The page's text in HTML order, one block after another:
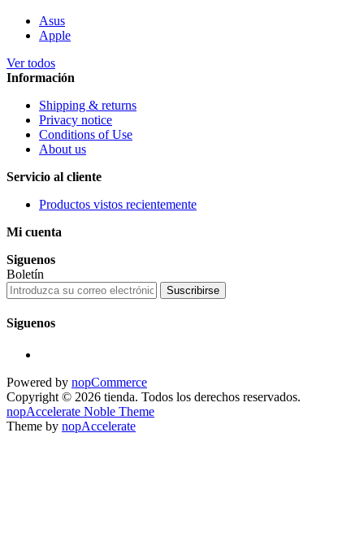
Asus
Apple
Ver todos
Información
Shipping & returns
Privacy notice
Conditions of Use
About us
Servicio al cliente
Productos vistos recientemente
Mi cuenta
Siguenos
Boletín
Suscribirse
Siguenos
Powered by nopCommerce
Copyright © 2026 tienda. Todos los derechos reservados.
nopAccelerate Noble Theme
Theme by nopAccelerate